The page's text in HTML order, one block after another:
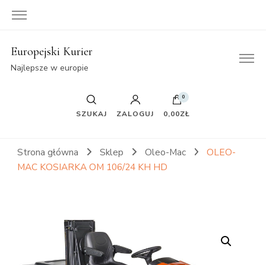
Europejski Kurier
Najlepsze w europie
SZUKAJ ZALOGUJ
0
0,00ZŁ
Strona główna Sklep Oleo-Mac
OLEO-
MAC KOSIARKA OM 106/24 KH HD